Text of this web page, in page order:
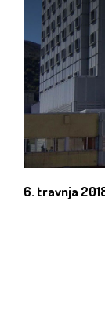
6. travnja